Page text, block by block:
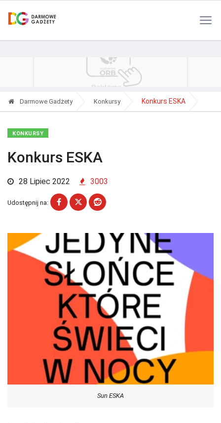
Darmowe Gadżety Konkursy Konkurs ESKA
KONKURSY
Konkurs ESKA
28 Lipiec 2022 3003
Udostępnij na:
Sun ESKA